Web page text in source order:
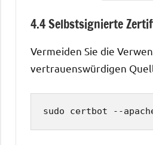
4.4 Selbstsignierte
Vermeiden Sie die
vertrauenswürdigen
sudo certbot --